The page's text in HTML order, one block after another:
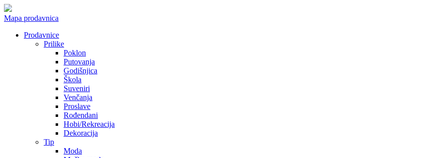
Mapa prodavnica
Prodavnice
Prilike
Poklon
Putovanja
Godišnjica
Škola
Suveniri
Venčanja
Proslave
Rođendani
Hobi/Rekreacija
Dekoracija
Tip
Moda